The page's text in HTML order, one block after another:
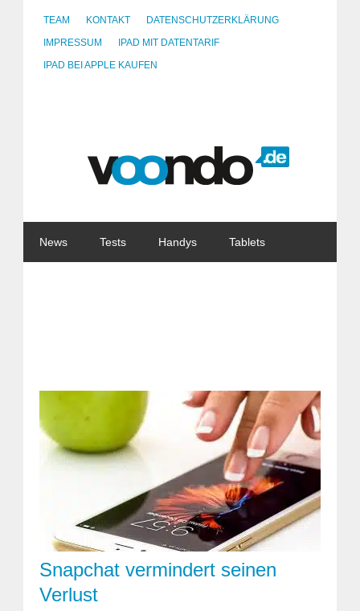
TEAM KONTAKT
DATENSCHUTZERKLÄRUNG
IMPRESSUM
IPAD MIT DATENTARIF
IPAD BEI APPLE KAUFEN
News Tests Handys Tablets
Snapchat vermindert seinen
Verlust